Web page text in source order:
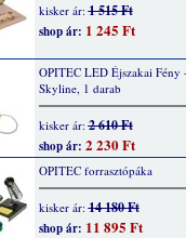
kisker ár:1 515 Ft
shop ár: 1 245 Ft
OPITEC LED Éjszakai Fény
Skyline, 1 darab
kisker ár:2 610 Ft
shop ár: 2 230 Ft
OPITEC forrasztópáka
kisker ár:14 180 Ft
shop ár: 11 895 Ft